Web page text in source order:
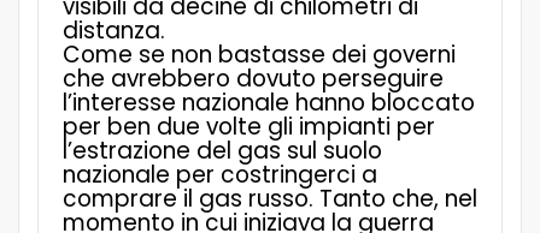
visibili da decine di chilometri di
distanza.
Come se non bastasse dei governi
che avrebbero dovuto perseguire
l’interesse nazionale hanno bloccato
per ben due volte gli impianti per
l’estrazione del gas sul suolo
nazionale per costringerci a
comprare il gas russo. Tanto che, nel
momento in cui iniziava la guerra